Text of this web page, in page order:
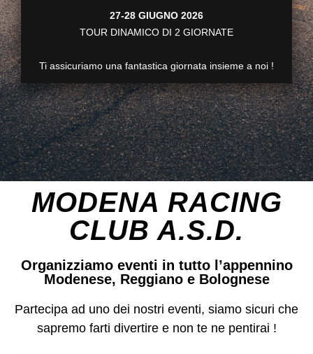
27-28 GIUGNO 2026
TOUR DINAMICO DI 2 GIORNATE
Ti assicuriamo una fantastica giornata insieme a noi !
MODENA RACING
CLUB A.S.D.
Organizziamo eventi in tutto l’appennino
Modenese, Reggiano e Bolognese
Partecipa ad uno dei nostri eventi, siamo sicuri che
sapremo farti divertire e non te ne pentirai !